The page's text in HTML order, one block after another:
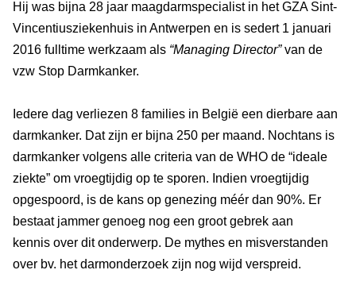
Hij was bijna 28 jaar maagdarmspecialist in het GZA Sint-
Vincentiusziekenhuis in Antwerpen en is sedert 1 januari
2016 fulltime werkzaam als “Managing Director”van de
vzw Stop Darmkanker.
Iedere dag verliezen 8 families in België een dierbare aan
darmkanker. Dat zijn er bijna 250 per maand. Nochtans is
darmkanker volgens alle criteria van de WHO de “ideale
ziekte” om vroegtijdig op te sporen. Indien vroegtijdig
opgespoord, is de kans op genezing méér dan 90%. Er
bestaat jammer genoeg nog een groot gebrek aan
kennis over dit onderwerp. De mythes en misverstanden
over bv. het darmonderzoek zijn nog wijd verspreid.